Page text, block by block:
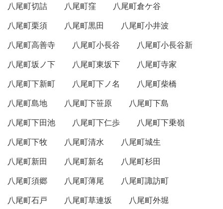
八尾町切詰
八尾町窪
八尾町倉ケ谷
八尾町栗須
八尾町黒田
八尾町小井波
八尾町高善寺
八尾町小長谷
八尾町小長谷新
八尾町坂ノ下
八尾町東坂下
八尾町寺家
八尾町下新町
八尾町下ノ名
八尾町柴橋
八尾町島地
八尾町下笹原
八尾町下島
八尾町下田池
八尾町下仁歩
八尾町下乗嶺
八尾町下牧
八尾町清水
八尾町城生
八尾町新田
八尾町新名
八尾町杉田
八尾町須郷
八尾町薄尾
八尾町諏訪町
八尾町石戸
八尾町草連坂
八尾町外堀